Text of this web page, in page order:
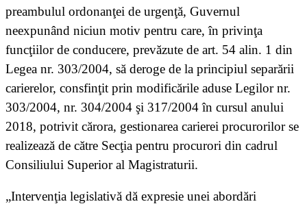
preambulul ordonanţei de urgenţă, Guvernul
neexpunând niciun motiv pentru care, în privinţa
funcţiilor de conducere, prevăzute de art. 54 alin. 1 din
Legea nr. 303/2004, să deroge de la principiul separării
carierelor, consfinţit prin modificările aduse Legilor nr.
303/2004, nr. 304/2004 şi 317/2004 în cursul anului
2018, potrivit cărora, gestionarea carierei procurorilor se
realizează de către Secţia pentru procurori din cadrul
Consiliului Superior al Magistraturii.
„Intervenţia legislativă dă expresie unei abordări